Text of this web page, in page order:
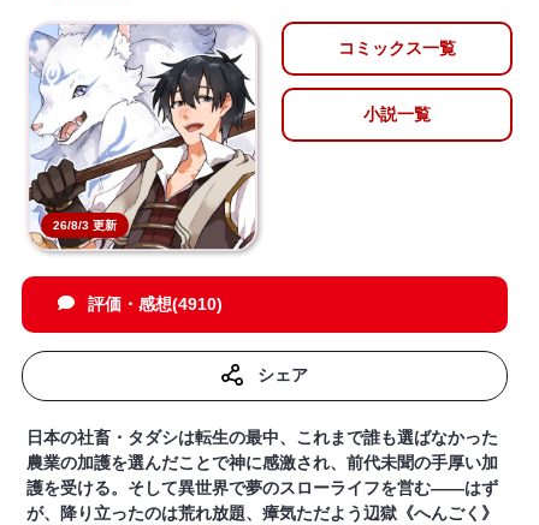
26/8/3 更新
コミックス一覧
小説一覧
評価・感想(4910)
シェア
日本の社畜・タダシは転生の最中、これまで誰も選ばなかった
農業の加護を選んだことで神に感激され、前代未聞の手厚い加
護を受ける。そして異世界で夢のスローライフを営む――はず
が、降り立ったのは荒れ放題、瘴気ただよう辺獄《へんごく》